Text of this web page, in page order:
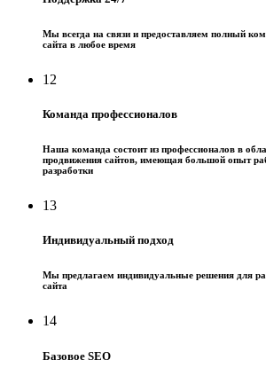
Мы всегда на связи и предоставляем полный
сайта в любое время
12
Команда профессионалов
Наша команда состоит из профессионалов в
продвижения сайтов, имеющая большой опыт
разработки
13
Индивидуальный подход
Мы предлагаем индивидуальные решения для
сайта
14
Базовое SEO